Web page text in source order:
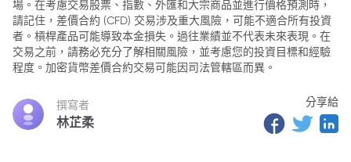
4. 社群反應
5. MON 價格分析
6. 不對等的競爭環境
場。在考慮交易股票、指數、外匯和大宗商品並進行價格預測時，
請記住，差價合約 (CFD) 交易涉及重大風險，可能不適合所有投資
者。槓桿產品可能導致本金損失。過往業績並不代表未來表現。在
交易之前，請務必充分了解相關風險，並考慮您的投資目標和經驗
程度。加密貨幣差價合約交易可能因司法管轄區而異。
撰寫者
林芷柔
分享給